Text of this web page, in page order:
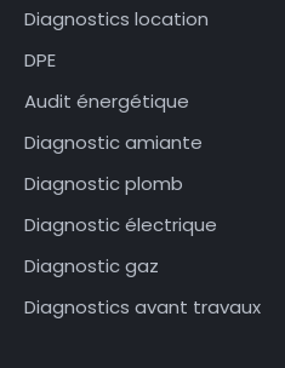
Diagnostics location
DPE
Audit énergétique
Diagnostic amiante
Diagnostic plomb
Diagnostic électrique
Diagnostic gaz
Diagnostics avant travaux